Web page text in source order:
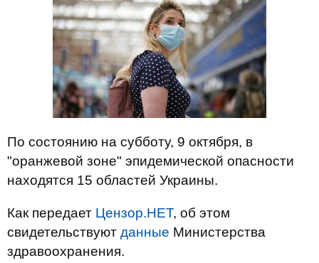
По состоянию на субботу, 9 октября, в
"оранжевой зоне" эпидемической опасности
находятся 15 областей Украины.
Как передает Цензор.НЕТ, об этом
свидетельствуют данные Министерства
здравоохранения.